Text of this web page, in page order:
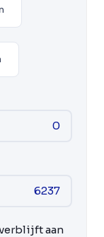
aan